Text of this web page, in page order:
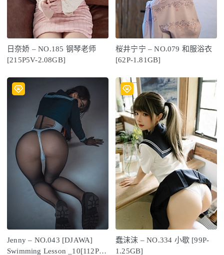
日奈娇 – NO.185 钢琴老师
[215P5V-2.08GB]
桜井宁宁 – NO.079 和服浴衣
[62P-1.81GB]
Jenny – NO.043 [DJAWA]
Swimming Lesson _10[112P-
蠢沫沫 – NO.334 小歇 [99P-
1.25GB]